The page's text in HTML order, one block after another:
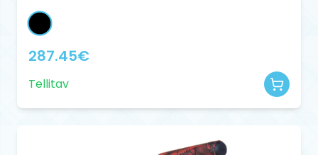
287.45€
Tellitav